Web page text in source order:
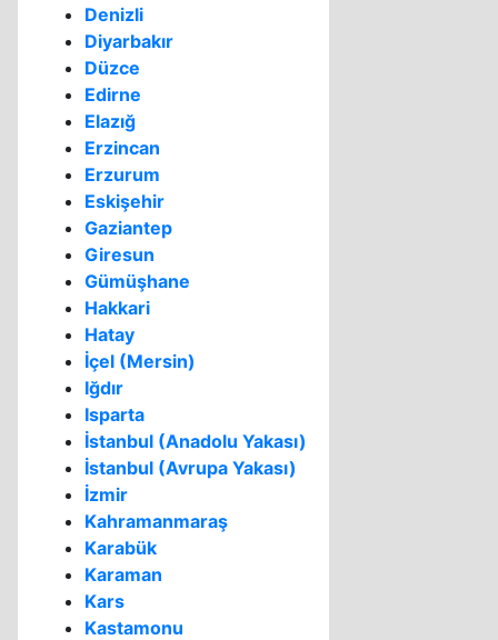
Denizli
Diyarbakır
Düzce
Edirne
Elazığ
Erzincan
Erzurum
Eskişehir
Gaziantep
Giresun
Gümüşhane
Hakkari
Hatay
İçel (Mersin)
Iğdır
Isparta
İstanbul (Anadolu Yakası)
İstanbul (Avrupa Yakası)
İzmir
Kahramanmaraş
Karabük
Karaman
Kars
Kastamonu